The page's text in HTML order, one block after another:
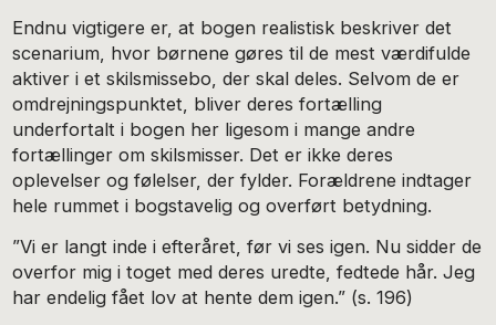
Endnu vigtigere er, at bogen realistisk beskriver det
scenarium, hvor børnene gøres til de mest værdifulde
aktiver i et skilsmissebo, der skal deles. Selvom de er
omdrejningspunktet, bliver deres fortælling
underfortalt i bogen her ligesom i mange andre
fortællinger om skilsmisser. Det er ikke deres
oplevelser og følelser, der fylder. Forældrene indtager
hele rummet i bogstavelig og overført betydning.
”Vi er langt inde i efteråret, før vi ses igen. Nu sidder de
overfor mig i toget med deres uredte, fedtede hår. Jeg
har endelig fået lov at hente dem igen.” (s. 196)